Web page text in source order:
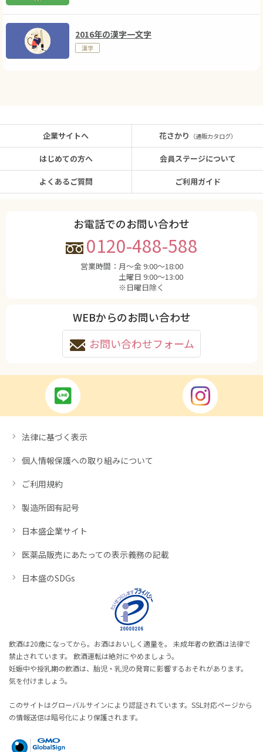
2016年の漢字一文字
漢字
企業サイトへ
はじめての方へ
よくあるご質問
花さかり （通販カタログ）
会員ステージについて
ご利用ガイド
お電話でのお問い合わせ
0120-488-588
営業時間： 月〜金 9:00〜18:00
土曜日 9:00〜13:00
※日曜日除く
WEBからのお問い合わせ
お問い合わせフォーム
法律に基づく表示
個人情報保護への取り組みについて
ご利用規約
製造所固有記号
日本盛企業サイト
医薬品販売にあたっての表示義務の記載
日本盛のSDGs
飲酒は20歳になってから。お酒はおいしく適量を。 未成年者の飲酒は法律で
禁止されています。 飲酒運転は絶対にやめましょう。
妊娠中や授乳期の飲酒は、胎児・乳児の発育に影響するおそれがあります。
気を付けましょう。
このサイトはグローバルサインにより認証されています。SSL対応ページから
の情報送信は暗号化により保護されます。